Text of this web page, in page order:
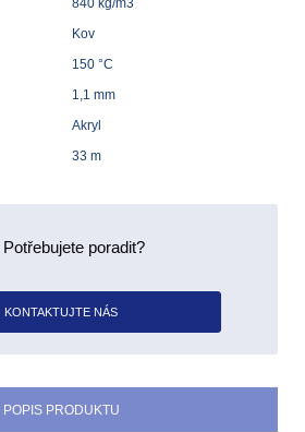
Kov
150 °C
1,1 mm
Akryl
33 m
Potřebujete poradit?
KONTAKTUJTE NÁS
POPIS PRODUKTU